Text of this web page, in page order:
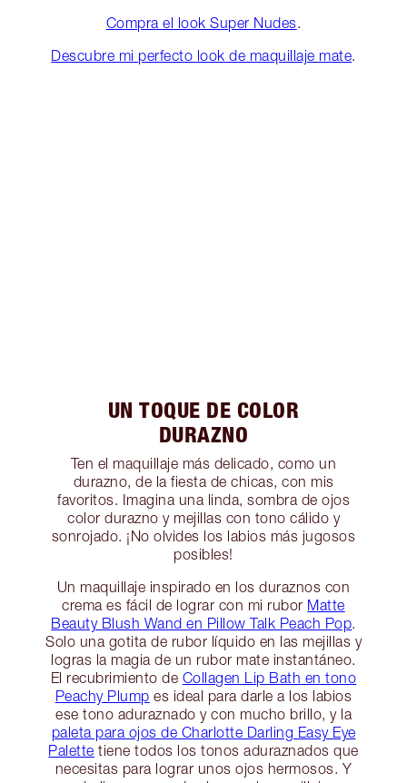
Compra el look Super Nudes.
Descubre mi perfecto look de maquillaje mate.
UN TOQUE DE COLOR
DURAZNO
Ten el maquillaje más delicado, como un
durazno, de la fiesta de chicas, con mis
favoritos. Imagina una linda, sombra de ojos
color durazno y mejillas con tono cálido y
sonrojado. ¡No olvides los labios más jugosos
posibles!
Un maquillaje inspirado en los duraznos con
crema es fácil de lograr con mi rubor Matte
Beauty Blush Wand en Pillow Talk Peach Pop.
Solo una gotita de rubor líquido en las mejillas y
logras la magia de un rubor mate instantáneo.
El recubrimiento de Collagen Lip Bath en tono
Peachy Plump es ideal para darle a los labios
ese tono aduraznado y con mucho brillo, y la
paleta para ojos de Charlotte Darling Easy Eye
Palette tiene todos los tonos aduraznados que
necesitas para lograr unos ojos hermosos. Y